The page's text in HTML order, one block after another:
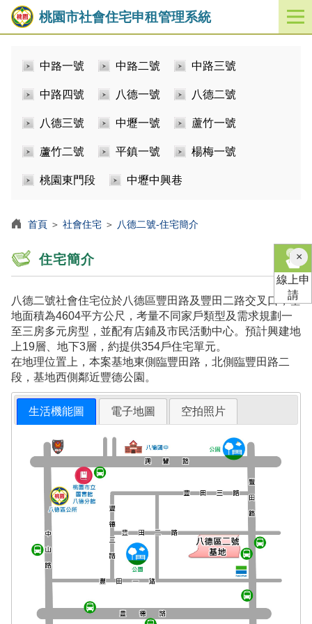
桃園市社會住宅申租管理系統
開
啟
中路一號 中路二號 中路三號
中路四號 八德一號 八德二號
八德三號 中壢一號 蘆竹一號
蘆竹二號 平鎮一號 楊梅一號
桃園東門段 中壢中興巷
首頁 ＞ 社會住宅 ＞ 八德二號-住宅簡介
住宅簡介
八德二號社會住宅位於八德區豐田路及豐田二路交叉口，基
地面積為4604平方公尺，考量不同家戶類型及需求規劃一
至三房多元房型，並配有店鋪及市民活動中心。預計興建地
上19層、地下3層，約提供354戶住宅單元。
在地理位置上，本案基地東側臨豐田路，北側臨豐田路二
段，基地西側鄰近豐德公園。
生活機能圖 電子地圖 空拍照片
×關
閉
線上申
請